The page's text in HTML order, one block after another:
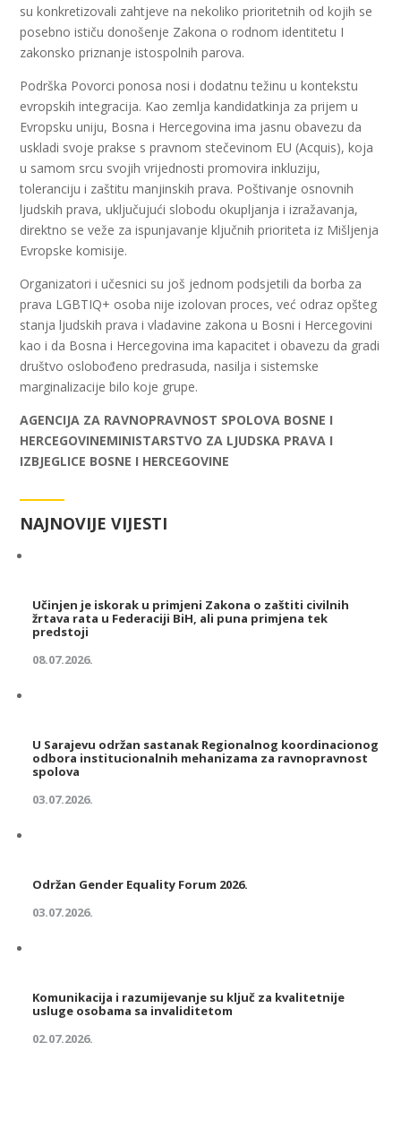
su konkretizovali zahtjeve na nekoliko prioritetnih od kojih se
posebno ističu donošenje Zakona o rodnom identitetu I
zakonsko priznanje istospolnih parova.
Podrška Povorci ponosa nosi i dodatnu težinu u kontekstu
evropskih integracija. Kao zemlja kandidatkinja za prijem u
Evropsku uniju, Bosna i Hercegovina ima jasnu obavezu da
uskladi svoje prakse s pravnom stečevinom EU (Acquis), koja
u samom srcu svojih vrijednosti promovira inkluziju,
toleranciju i zaštitu manjinskih prava. Poštivanje osnovnih
ljudskih prava, uključujući slobodu okupljanja i izražavanja,
direktno se veže za ispunjavanje ključnih prioriteta iz Mišljenja
Evropske komisije.
Organizatori i učesnici su još jednom podsjetili da borba za
prava LGBTIQ+ osoba nije izolovan proces, već odraz opšteg
stanja ljudskih prava i vladavine zakona u Bosni i Hercegovini
kao i da Bosna i Hercegovina ima kapacitet i obavezu da gradi
društvo oslobođeno predrasuda, nasilja i sistemske
marginalizacije bilo koje grupe.
AGENCIJA ZA RAVNOPRAVNOST SPOLOVA BOSNE I
HERCEGOVINEMINISTARSTVO ZA LJUDSKA PRAVA I
IZBJEGLICE BOSNE I HERCEGOVINE
NAJNOVIJE VIJESTI
Učinjen je iskorak u primjeni Zakona o zaštiti civilnih
žrtava rata u Federaciji BiH, ali puna primjena tek
predstoji
08.07.2026.
U Sarajevu održan sastanak Regionalnog koordinacionog
odbora institucionalnih mehanizama za ravnopravnost
spolova
03.07.2026.
Održan Gender Equality Forum 2026.
03.07.2026.
Komunikacija i razumijevanje su ključ za kvalitetnije
usluge osobama sa invaliditetom
02.07.2026.